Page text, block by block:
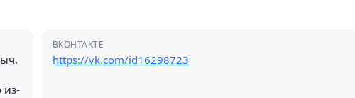
из-
ВКОНТАКТЕ
https://vk.com/id16298723